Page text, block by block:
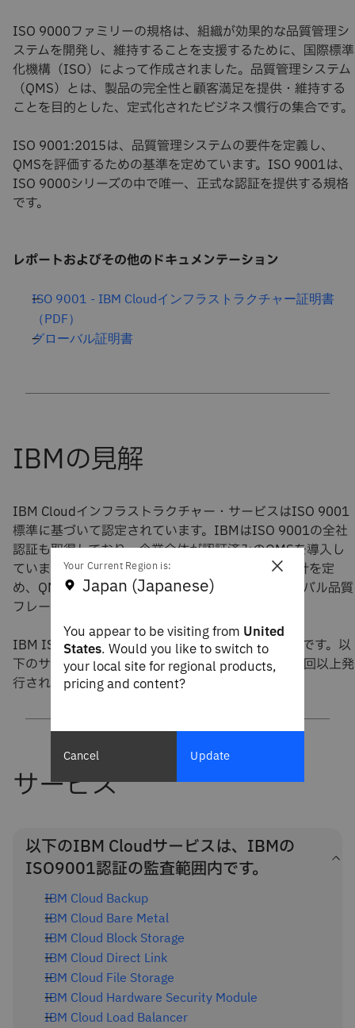
ISO 9000ファミリーの規格は、組織が効果的な品質管理シ
ステムを開発し、維持することを支援するために、国際標準
化機構（ISO）によって作成されました。品質管理システム
（QMS）とは、製品の完全性と顧客満足を提供・維持する
ことを目的とした、定式化されたビジネス慣行の集合です。
ISO 9001:2015は、品質管理システムの要件を定義し、
QMSを評価するための基準を定めています。ISO 9001は、
ISO 9000シリーズの中で唯一、正式な認証を提供する規格
です。
レポートおよびその他のドキュメンテーション
ISO 9001 - IBM Cloudインフラストラクチャー証明書
（PDF）
グローバル証明書
IBM Cloudインフラストラクチャー・サービスはISO 9001
標準に基づいて認定されています。IBMはISO 9001の全社
認証も取得しており、企業全体が認証済みのQMSを導入し
ています。また、2001年から品質に関する企業方針を定
め、QMSの取り組みの方向性を示す4層の「グローバル品質
フレームワーク」モデルを確立しています。
IBM ISO 9001の認証は公開され、一般に入手可能です。以
下のサービスは、ISO9001の認証を取得し、毎年1回以上発
行されるISO 9001証明書に記載されています。
サービス
以下のIBM Cloudサービスは、IBMの
ISO9001認証の監査範囲内です。
IBM Cloud Backup
IBM Cloud Bare Metal
IBM Cloud Block Storage
IBM Cloud Direct Link
IBM Cloud File Storage
IBM Cloud Hardware Security Module
IBM Cloud Load Balancer
×
Your Current Region is:
Japan (Japanese)
You appear to be visiting from United
States. Would you like to switch to
your local site for regional products,
pricing and content?
Cancel Update